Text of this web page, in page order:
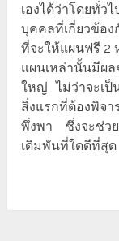
เองได้ว่าโดยทั่ว
บุคคลที่เกี่ยวข้อง
ที่จะให้แผนฟรี 2
แผนเหล่านั้นมีผ
ใหญ่ ไม่ว่าจะเป็
สิ่งแรกที่ต้องพิจ
พึ่งพา ซึ่งจะช่ว
เดิมพันที่ใดดีที่สุด